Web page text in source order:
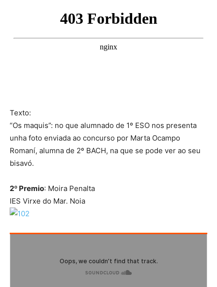
Texto:
“Os maquis”: no que alumnado de 1º ESO nos presenta
unha foto enviada ao concurso por Marta Ocampo
Romaní, alumna de 2º BACH, na que se pode ver ao seu
bisavó.
2º Premio: Moira Penalta
IES Virxe do Mar. Noia